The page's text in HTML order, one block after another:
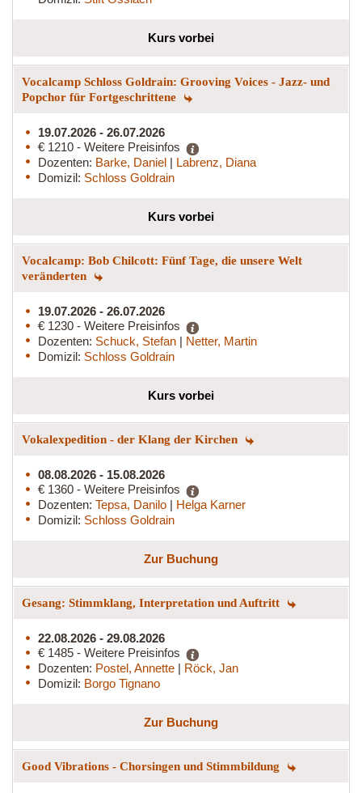
Kurs vorbei
Vocalcamp Schloss Goldrain: Grooving Voices - Jazz- und
Popchor für Fortgeschrittene
19.07.2026 - 26.07.2026
€ 1210 - Weitere Preisinfos
Dozenten: Barke, Daniel | Labrenz, Diana
Domizil: Schloss Goldrain
Kurs vorbei
Vocalcamp: Bob Chilcott: Fünf Tage, die unsere Welt
veränderten
19.07.2026 - 26.07.2026
€ 1230 - Weitere Preisinfos
Dozenten: Schuck, Stefan | Netter, Martin
Domizil: Schloss Goldrain
Kurs vorbei
Vokalexpedition - der Klang der Kirchen
08.08.2026 - 15.08.2026
€ 1360 - Weitere Preisinfos
Dozenten: Tepsa, Danilo | Helga Karner
Domizil: Schloss Goldrain
Zur Buchung
Gesang: Stimmklang, Interpretation und Auftritt
22.08.2026 - 29.08.2026
€ 1485 - Weitere Preisinfos
Dozenten: Postel, Annette | Röck, Jan
Domizil: Borgo Tignano
Zur Buchung
Good Vibrations - Chorsingen und Stimmbildung